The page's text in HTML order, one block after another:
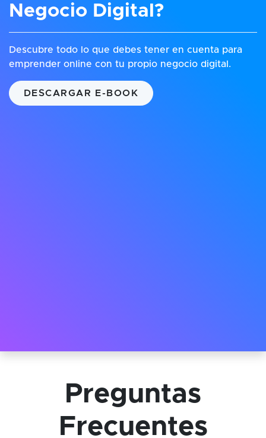
Negocio Digital?
Descubre todo lo que debes tener en cuenta para
emprender online con tu propio negocio digital.
DESCARGAR E-BOOK
Preguntas
Frecuentes